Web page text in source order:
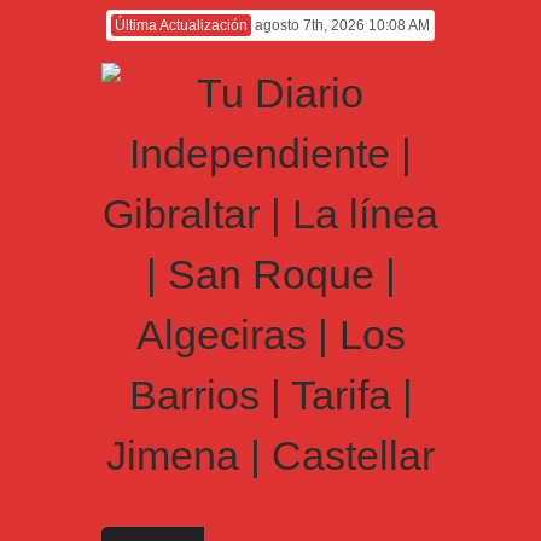
Última Actualización agosto 7th, 2026 10:08 AM